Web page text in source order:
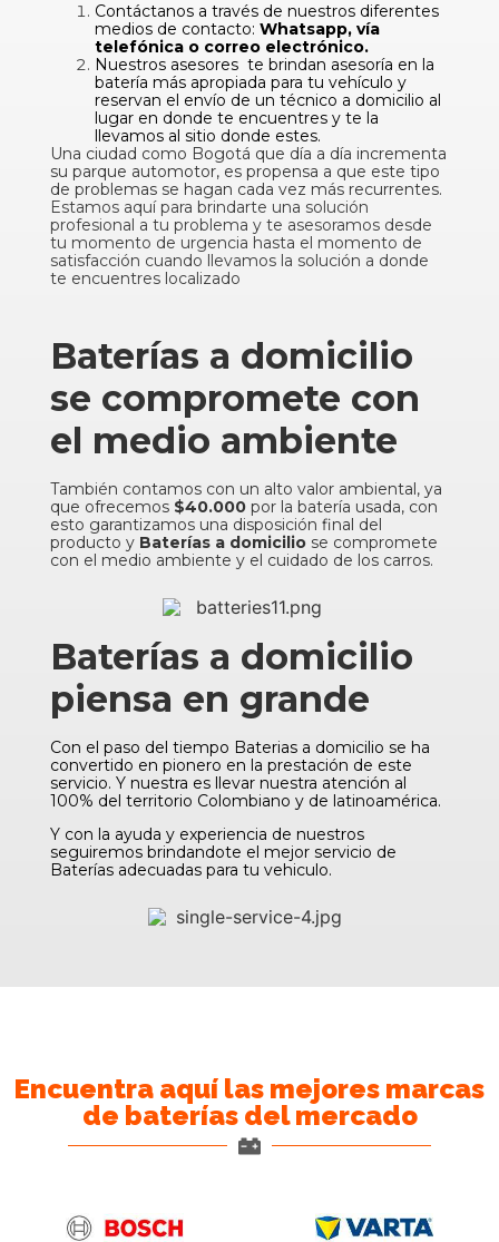
Contáctanos a través de nuestros diferentes
medios de contacto: Whatsapp, vía
telefónica o correo electrónico.
Nuestros asesores te brindan asesoría en la
batería más apropiada para tu vehículo y
reservan el envío de un técnico a domicilio al
lugar en donde te encuentres y te la
llevamos al sitio donde estes.
Una ciudad como Bogotá que día a día incrementa
su parque automotor, es propensa a que este tipo
de problemas se hagan cada vez más recurrentes.
Estamos aquí para brindarte una solución
profesional a tu problema y te asesoramos desde
tu momento de urgencia hasta el momento de
satisfacción cuando llevamos la solución a donde
te encuentres localizado
Baterías a domicilio
se compromete con
el medio ambiente
También contamos con un alto valor ambiental, ya
que ofrecemos $40.000 por la batería usada, con
esto garantizamos una disposición final del
producto y Baterías a domicilio se compromete
con el medio ambiente y el cuidado de los carros.
Baterías a domicilio
piensa en grande
Con el paso del tiempo Baterias a domicilio se ha
convertido en pionero en la prestación de este
servicio. Y nuestra es llevar nuestra atención al
100% del territorio Colombiano y de latinoamérica.
Y con la ayuda y experiencia de nuestros
seguiremos brindandote el mejor servicio de
Baterías adecuadas para tu vehiculo.
Encuentra aquí las mejores marcas
de baterías del mercado